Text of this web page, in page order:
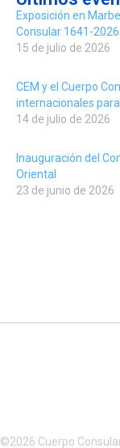
Exposición en
Consular 1641-
15 de julio de 2026
CEM y el Cuerpo
internacionales
14 de julio de 2026
Inauguración del
Oriental
23 de junio de 2026
©2026 Cuerpo